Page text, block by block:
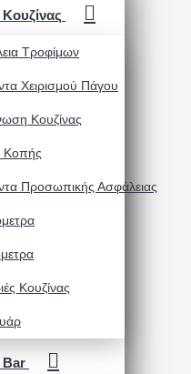
Τροφίμων
Χειρισμού Πάγου
Κουζίνας
Κοπής
Προσωπικής Ασφάλειας
Κουζίνας
Bar